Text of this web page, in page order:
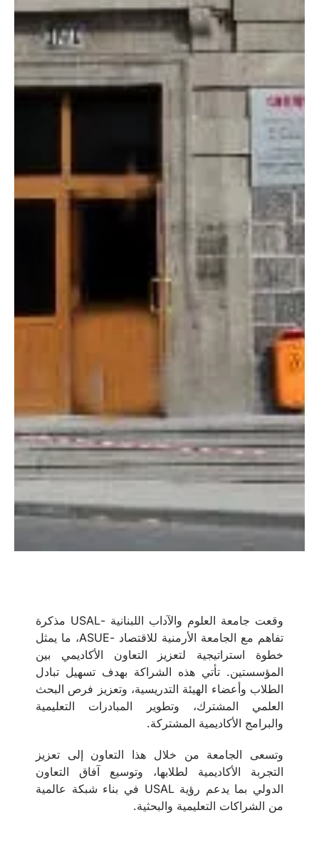
وقعت جامعة العلوم والآداب اللبنانية -USAL مذكرة
تفاهم مع الجامعة الأرمنية للاقتصاد -ASUE، ما يمثل
خطوة استراتيجية لتعزيز التعاون الأكاديمي بين
المؤسستين. تأتي هذه الشراكة بهدف تسهيل تبادل
الطلاب وأعضاء الهيئة التدريسية، وتعزيز فرص البحث
العلمي المشترك، وتطوير المبادرات التعليمية
والبرامج الأكاديمية المشتركة.
وتسعى الجامعة من خلال هذا التعاون إلى تعزيز
التجربة الأكاديمية لطلابها، وتوسيع آفاق التعاون
الدولي بما يدعم رؤية USAL في بناء شبكة عالمية
من الشراكات التعليمية والبحثية.